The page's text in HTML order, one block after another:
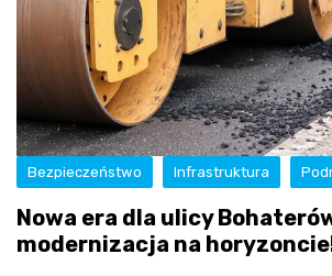
Bezpieczeństwo Infrastruktura
Nowa era dla ulicy
modernizacja na